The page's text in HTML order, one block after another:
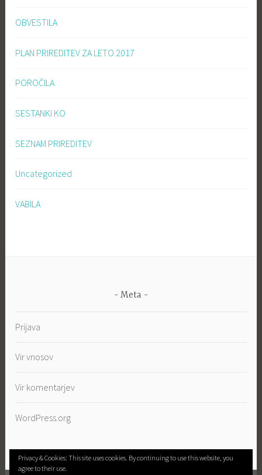
OBVESTILA
PLAN PRIREDITEV ZA LETO 2017
POROČILA
SESTANKI KO
SEZNAM PRIREDITEV
Uncategorized
VABILA
Meta
Prijava
Vir vnosov
Vir komentarjev
WordPress.org
Privacy & Cookies: This site uses cookies. By continuing to use this website, you
agree to their use.